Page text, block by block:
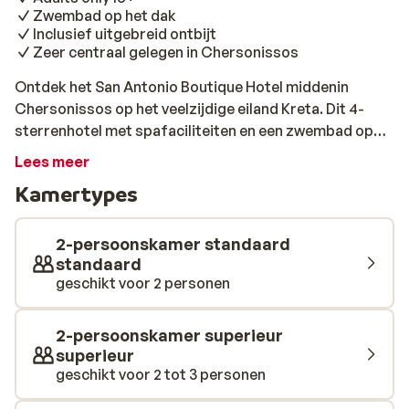
Zwembad op het dak
Inclusief uitgebreid ontbijt
Zeer centraal gelegen in Chersonissos
Ontdek het San Antonio Boutique Hotel middenin
Chersonissos op het veelzijdige eiland Kreta. Dit 4-
sterrenhotel met spafaciliteiten en een zwembad op
het dak, straalt charme uit en heeft de perfecte mix
een boutique hotel. Elke kamer biedt een fijne en serene
sfeer, met alles dat je nodig hebt voor een comfortabel
verblijf. Perfect om te ontspannen na een dag vol
avonturen op het eiland. Of je nu op verkenning gaat in
de levendige omgeving of gewoon wilt ontspannen, dit
hotel biedt de ideale uitvalsbasis. Het wellnesscentrum
laat je nog meer relaxen. Dompel jezelf onder in alle luxe
en laat je in de watten leggen in dit fantastische hotel.
Lees meer
Kamertypes
2-persoonskamer standaard
standaard
geschikt voor 2 personen
2-persoonskamer superieur
superieur
geschikt voor 2 tot 3 personen